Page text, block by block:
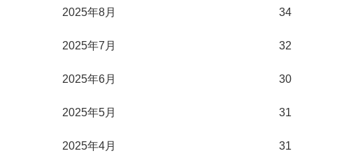
2025年8月 34
2025年7月 32
2025年6月 30
2025年5月 31
2025年4月 31